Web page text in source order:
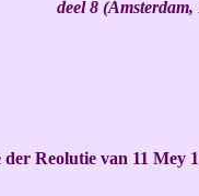
deel 8
Reolutie van 11 Mey